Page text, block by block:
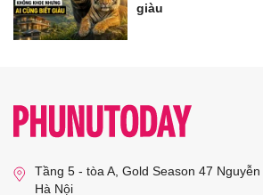
giàu
Tầng 5 - tòa A, Gold Season 47 Nguyễn
Hà Nội